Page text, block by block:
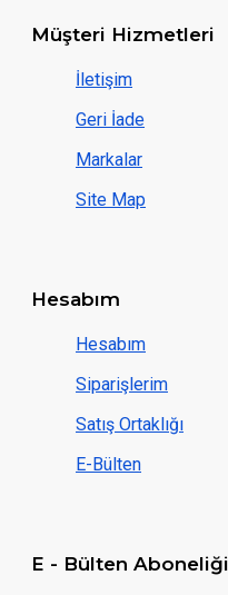
Müşteri Hizmetleri
İletişim
Geri İade
Markalar
Site Map
Hesabım
Hesabım
Siparişlerim
Satış Ortaklığı
E-Bülten
E - Bülten Aboneliği